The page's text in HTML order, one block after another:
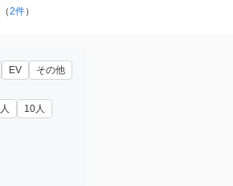
（2件）
EV その他
10人